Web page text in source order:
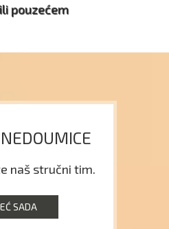
pouzećem
naš stručni tim.
SADA